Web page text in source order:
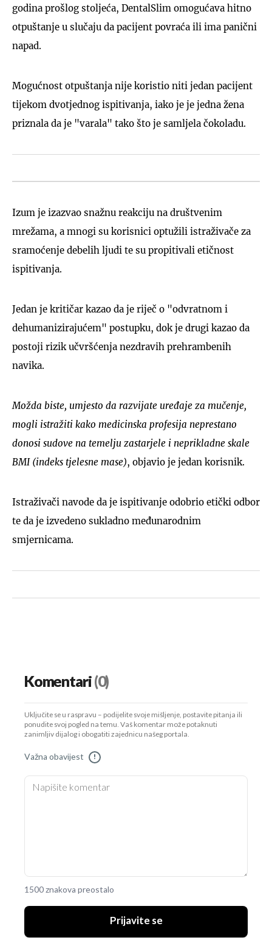
godina prošlog stoljeća, DentalSlim omogućava hitno
otpuštanje u slučaju da pacijent povraća ili ima panični
napad.
Mogućnost otpuštanja nije koristio niti jedan pacijent
tijekom dvotjednog ispitivanja, iako je je jedna žena
priznala da je "varala" tako što je samljela čokoladu.
Izum je izazvao snažnu reakciju na društvenim
mrežama, a mnogi su korisnici optužili istraživače za
sramoćenje debelih ljudi te su propitivali etičnost
ispitivanja.
Jedan je kritičar kazao da je riječ o "odvratnom i
dehumanizirajućem" postupku, dok je drugi kazao da
postoji rizik učvršćenja nezdravih prehrambenih
navika.
Možda biste, umjesto da razvijate uređaje za mučenje,
mogli istražiti kako medicinska profesija neprestano
donosi sudove na temelju zastarjele i neprikladne skale
BMI (indeks tjelesne mase), objavio je jedan korisnik.
Istraživači navode da je ispitivanje odobrio etički odbor
te da je izvedeno sukladno međunarodnim
smjernicama.
Komentari(0)
Uključite se u raspravu – podijelite svoje mišljenje, postavite pitanja ili
ponudite svoj pogled na temu. Vaš komentar može potaknuti
zanimljiv dijalog i obogatiti zajednicu našeg portala.
Važna obavijest !
1500 znakova preostalo
Prijavite se